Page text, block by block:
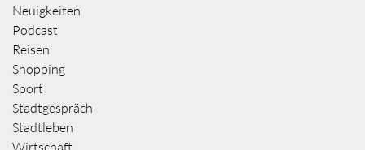
Neuigkeiten
Podcast
Reisen
Shopping
Sport
Stadtgespräch
Stadtleben
Wirtschaft